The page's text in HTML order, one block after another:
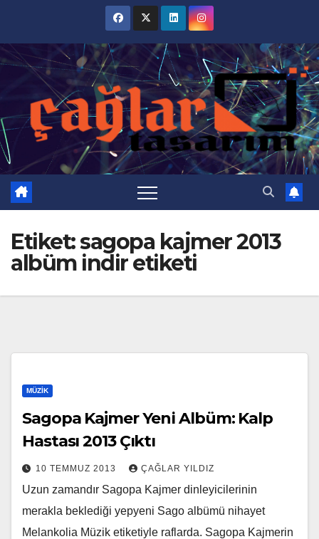
content
Etiket:sagopa kajmer 2013
albüm indir etiketi
MÜZIK
Sagopa Kajmer Yeni Albüm: Kalp
Hastası 2013 Çıktı
10 TEMMUZ 2013 ÇAĞLAR YILDIZ
Uzun zamandır Sagopa Kajmer dinleyicilerinin
merakla beklediği yepyeni Sago albümü nihayet
Melankolia Müzik etiketiyle raflarda. Sagopa Kajmerin